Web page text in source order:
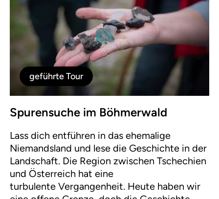
geführte Tour
Spurensuche im Böhmerwald
Lass dich entführen in das ehemalige
Niemandsland und lese die Geschichte in der
Landschaft. Die Region zwischen Tschechien
und Österreich hat eine
turbulente Vergangenheit. Heute haben wir